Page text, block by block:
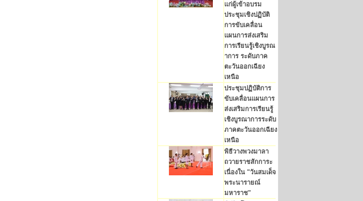
แก่ผู้เข้าอบรม
ประชุมเชิงปฏิบัติ
การขับเคลื่อน
แผนการส่งเสริม
การเรียนรู้เชิงบูรณ
าการ ระดับภาค
ตะวันออกเฉียง
เหนือ
ประชุมปฏิบัติการ
ขับเคลื่อนแผนการ
ส่งเสริมการเรียนรู้
เชิงบูรณาการระดับ
ภาคตะวันออกเฉียง
เหนือ
พิธีวางพวงมาลา
ถวายราชสักการะ
เนื่องใน "วันสมเด็จ
พระนารายณ์
มหาราช"